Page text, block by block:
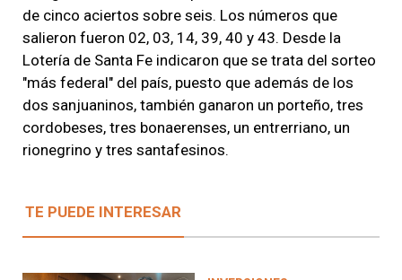
de cinco aciertos sobre seis. Los números que
salieron fueron 02, 03, 14, 39, 40 y 43. Desde la
Lotería de Santa Fe indicaron que se trata del sorteo
"más federal" del país, puesto que además de los
dos sanjuaninos, también ganaron un porteño, tres
cordobeses, tres bonaerenses, un entrerriano, un
rionegrino y tres santafesinos.
TE PUEDE INTERESAR